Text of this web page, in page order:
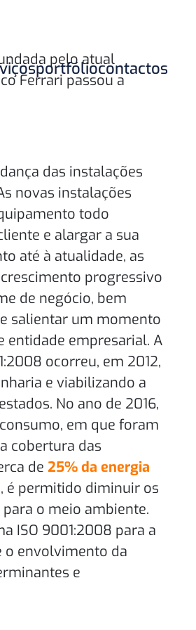
portfóliocontactos
pelo atual
Ferrari passou a
das instalações
novas instalações
todo
e alargar a sua
até à atualidade, as
progressivo
de negócio, bem
salientar um momento
entidade empresarial. A
ocorreu, em 2012,
e viabilizando a
No ano de 2016,
em que foram
cobertura das
de 25% da energia
é permitido diminuir os
o meio ambiente.
ISO 9001:2008 para a
o envolvimento da
e